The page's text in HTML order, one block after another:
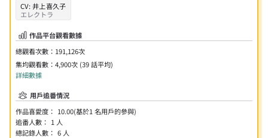
CV: 井上喜久子
エレクトラ
作品平台觀看數據
總觀看次數： 191,126次
集均觀看數： 4,900次 (39 話平均)
詳細數據
用戶追番情況
作品喜愛度： 10.00(基於1 名用戶的參與)
追番人數： 1 人
總記錄人數： 6 人